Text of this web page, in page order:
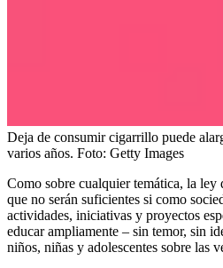
Deja de consumir cigarrillo puede
varios años. Foto: Getty Images
Como sobre cualquier temática, la ley
que no serán suficientes si como
actividades, iniciativas y proyectos
educar ampliamente – sin temor, sin
niños, niñas y adolescentes sobre las